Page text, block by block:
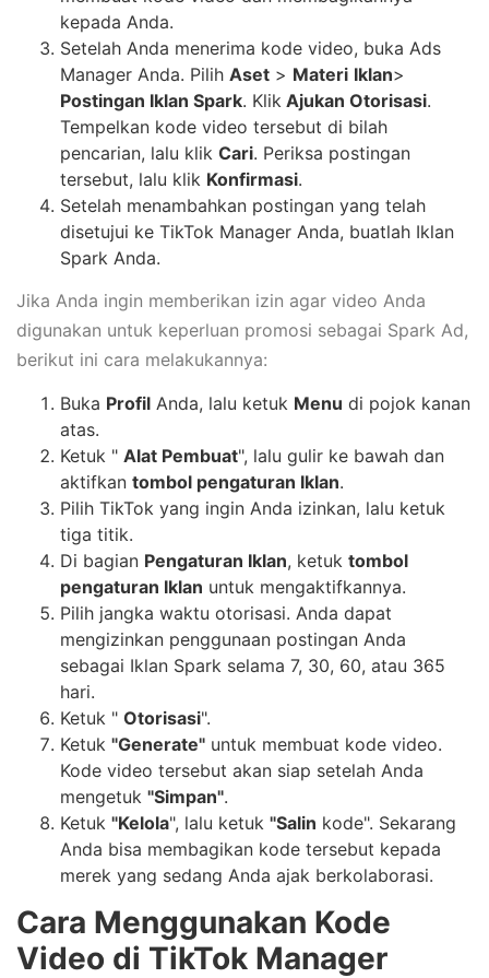
kepada Anda.
Setelah Anda menerima kode video, buka Ads
Manager Anda. Pilih Aset > Materi Iklan>
Postingan Iklan Spark. Klik Ajukan Otorisasi. ​
Tempelkan kode video tersebut di bilah
pencarian, lalu klik Cari. ​Periksa postingan
tersebut, lalu klik Konfirmasi.
Setelah menambahkan postingan yang telah
disetujui ke TikTok Manager Anda, buatlah Iklan
Spark Anda.
Jika Anda ingin memberikan izin agar video Anda
digunakan untuk keperluan promosi sebagai Spark Ad,
berikut ini cara melakukannya:
Buka Profil Anda, lalu ketuk Menu di pojok kanan
atas.
Ketuk " Alat Pembuat", lalu gulir ke bawah dan
aktifkan tombol pengaturan Iklan.
Pilih TikTok yang ingin Anda izinkan, lalu ketuk
tiga titik.
Di bagian Pengaturan Iklan, ketuk tombol
pengaturan Iklan untuk mengaktifkannya.
Pilih jangka waktu otorisasi. Anda dapat
mengizinkan penggunaan postingan Anda
sebagai Iklan Spark selama 7, 30, 60, atau 365
hari.
Ketuk " Otorisasi".
Ketuk "Generate" untuk membuat kode video.
Kode video tersebut akan siap setelah Anda
mengetuk "Simpan".
Ketuk "Kelola", lalu ketuk "Salin kode". Sekarang
Anda bisa membagikan kode tersebut kepada
merek yang sedang Anda ajak berkolaborasi.
Cara Menggunakan Kode
Video di TikTok Manager